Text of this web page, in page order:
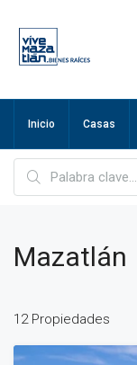
Inicio Casas
Mazatlán
12 Propiedades